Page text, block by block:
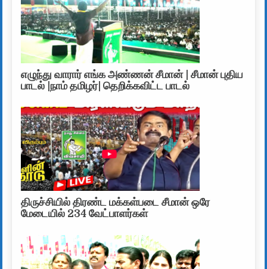
எழுந்து வாரார் எங்க அண்ணன் சீமான் | சீமான் புதிய
பாடல் |நாம் தமிழர்| தெறிக்கவிட்ட பாடல்
திருச்சியில் திரண்ட மக்கள்படை சீமான் ஒரே
மேடையில் 234 வேட்பாளர்கள்